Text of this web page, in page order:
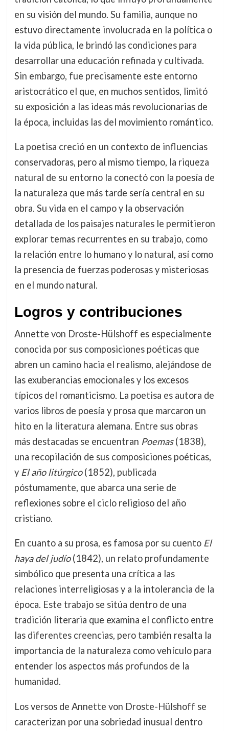
en su visión del mundo. Su familia, aunque no
estuvo directamente involucrada en la política o
la vida pública, le brindó las condiciones para
desarrollar una educación refinada y cultivada.
Sin embargo, fue precisamente este entorno
aristocrático el que, en muchos sentidos, limitó
su exposición a las ideas más revolucionarias de
la época, incluidas las del movimiento romántico.
La poetisa creció en un contexto de influencias
conservadoras, pero al mismo tiempo, la riqueza
natural de su entorno la conectó con la poesía de
la naturaleza que más tarde sería central en su
obra. Su vida en el campo y la observación
detallada de los paisajes naturales le permitieron
explorar temas recurrentes en su trabajo, como
la relación entre lo humano y lo natural, así como
la presencia de fuerzas poderosas y misteriosas
en el mundo natural.
Logros y contribuciones
Annette von Droste-Hülshoff es especialmente
conocida por sus composiciones poéticas que
abren un camino hacia el realismo, alejándose de
las exuberancias emocionales y los excesos
típicos del romanticismo. La poetisa es autora de
varios libros de poesía y prosa que marcaron un
hito en la literatura alemana. Entre sus obras
más destacadas se encuentran Poemas(1838),
una recopilación de sus composiciones poéticas,
y El año litúrgico(1852), publicada
póstumamente, que abarca una serie de
reflexiones sobre el ciclo religioso del año
cristiano.
En cuanto a su prosa, es famosa por su cuento El
haya del judío(1842), un relato profundamente
simbólico que presenta una crítica a las
relaciones interreligiosas y a la intolerancia de la
época. Este trabajo se sitúa dentro de una
tradición literaria que examina el conflicto entre
las diferentes creencias, pero también resalta la
importancia de la naturaleza como vehículo para
entender los aspectos más profundos de la
humanidad.
Los versos de Annette von Droste-Hülshoff se
caracterizan por una sobriedad inusual dentro